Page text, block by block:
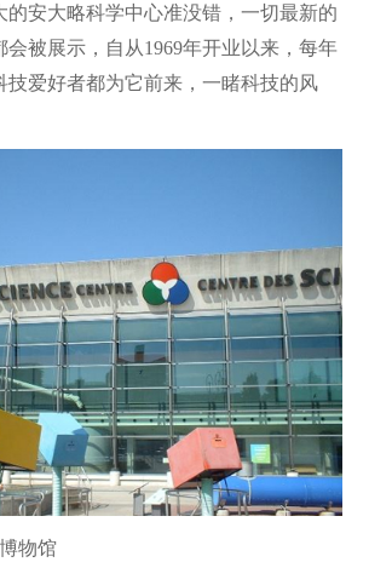
的安大略科学中心准没错，一切最新的
会被展示，自从1969年开业以来，每年
技爱好者都为它前来，一睹科技的风
物馆